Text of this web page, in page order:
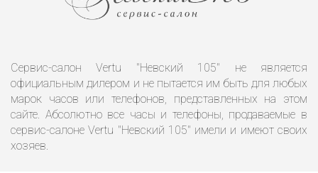
Сервис-салон Vertu "Невский 105" не является
официальным дилером и не пытается им быть для любых
марок часов или телефонов, представленных на этом
сайте. Абсолютно все часы и телефоны, продаваемые в
сервис-салоне Vertu "Невский 105" имели и имеют своих
хозяев.